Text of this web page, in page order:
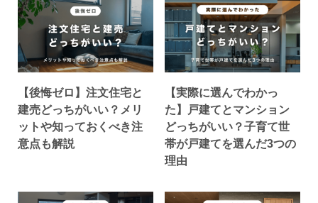
【後悔ゼロ】注文住宅と
建売どっちがいい？メリ
ットや知っておくべき注
意点も解説
【実際に選んでわかっ
た】戸建てとマンション
どっちがいい？子育て世
帯が戸建てを選んだ3つの
理由